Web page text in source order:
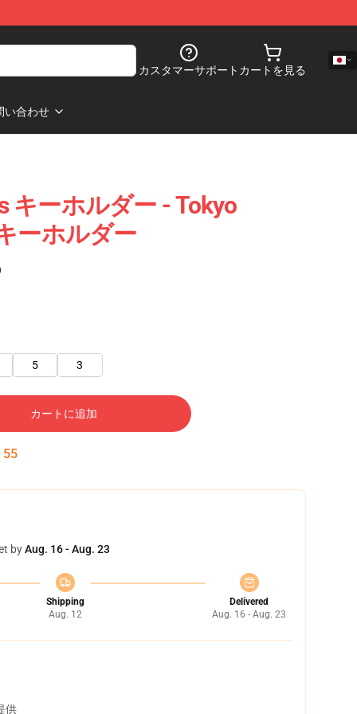
カスタマーサポート カートを見る
い合わせ
キーホルダー - Tokyo
ーホルダー
5 3
カートに追加
54
byAug. 16 - Aug. 23
Shipping
Aug. 12
Delivered
Aug. 16 - Aug. 23
供